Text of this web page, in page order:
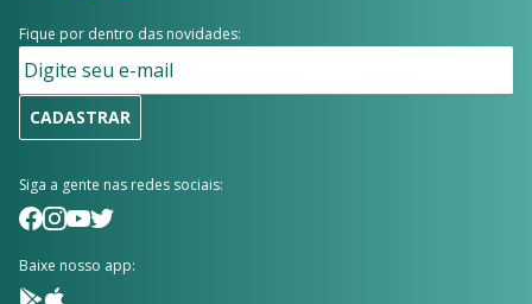
Fique por dentro das novidades:
CADASTRAR
Siga a gente nas redes sociais:
Baixe nosso app: